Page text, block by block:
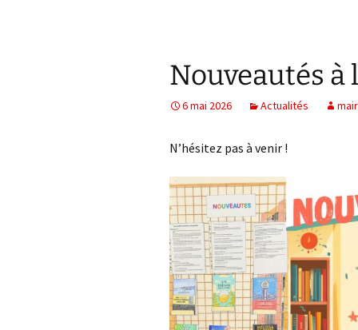
Nouveautés
6 mai 2026 Actualités
N’hésitez pas à venir !